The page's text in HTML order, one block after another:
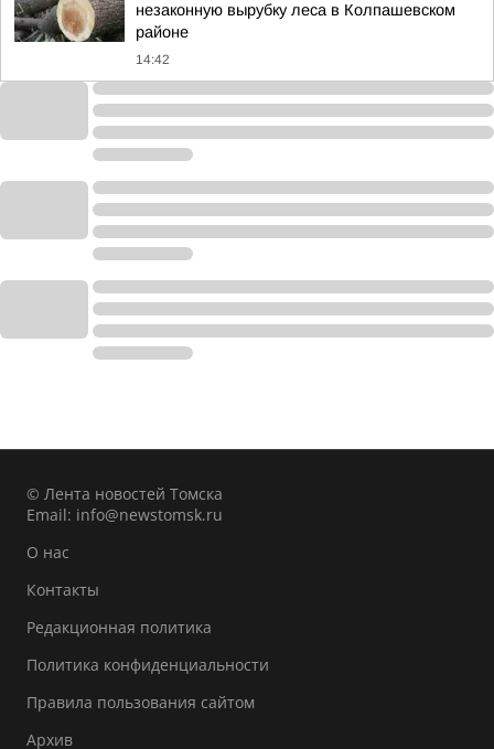
незаконную вырубку леса в Колпашевском
районе
14:42
© Лента новостей Томска
Email: info@newstomsk.ru
О нас
Контакты
Редакционная политика
Политика конфиденциальности
Правила пользования сайтом
Архив